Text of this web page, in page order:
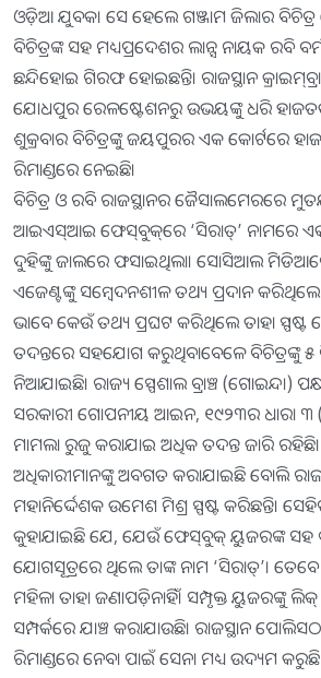
ଓଡ଼ିଆ ଯୁବକ। ସେ ହେଲେ ଗଞ୍ଜାମ ଜିଲାର ବିଚିତ୍ର
ବିଚିତ୍ରଙ୍କ ସହ ମଧ୍ୟପ୍ରଦେଶର ଲାନ୍ସ ନାୟକ ରବି
ଛନ୍ଦିହୋଇ ଗିରଫ ହୋଇଛନ୍ତି। ରାଜସ୍ଥାନ
ଯୋଧପୁର ରେଳଷ୍ଟେଶନରୁ ଉଭୟଙ୍କୁ ଧରି
ଶୁକ୍ରବାର ବିଚିତ୍ରଙ୍କୁ ଜୟପୁରର ଏକ କୋର୍ଟରେ
ରିମାଣ୍ଡରେ ନେଇଛି।
ବିଚିତ୍ର ଓ ରବି ରାଜସ୍ଥାନର ଜୈସାଲମେରରେ
ଆଇଏସ୍‌ଆଇ ଫେସ୍‌ବୁକ୍‌ରେ ‘ସିରାତ୍‌’ ନାମରେ
ଦୁହିଙ୍କୁ ଜାଲରେ ଫସାଇଥିଲା। ସୋସିଆଲ
ଏଜେଣ୍ଟଙ୍କୁ ସମ୍ବେଦନଶୀଳ ତଥ୍ୟ ପ୍ରଦାନ
ଭାବେ କେଉଁ ତଥ୍ୟ ପ୍ରଘଟ କରିଥିଲେ ତାହା ସ୍ପଷ୍ଟ
ତଦନ୍ତରେ ସହଯୋଗ କରୁଥିବାବେଳେ ବିଚିତ୍ରଙ୍କୁ
ନିଆଯାଇଛି। ରାଜ୍ୟ ସ୍ପେଶାଲ ବ୍ରାଞ୍ଚ (ଗୋଇନ୍ଦା)
ସରକାରୀ ଗୋପନୀୟ ଆଇନ, ୧୯୨୩ର ଧାରା
ମାମଲା ରୁଜୁ କରାଯାଇ ଅଧିକ ତଦନ୍ତ ଜାରି
ଅଧିକାରୀମାନଙ୍କୁ ଅବଗତ କରାଯାଇଛି ବୋଲି
ମହାନିର୍ଦ୍ଦେଶକ ଉମେଶ ମିଶ୍ର ସ୍ପଷ୍ଟ କରିଛନ୍ତି।
କୁହାଯାଇଛି ଯେ, ଯେଉଁ ଫେସ୍‌ବୁକ୍‌ ୟୁଜରଙ୍କ ସହ
ଯୋଗସୂତ୍ରରେ ଥିଲେ ତାଙ୍କ ନାମ ‘ସିରାତ୍‌’।
ମହିଳା ତାହା ଜଣାପଡ଼ିନାହିଁ। ସମ୍ପୃକ୍ତ ୟୁଜରଙ୍କୁ
ସମ୍ପର୍କରେ ଯାଞ୍ଚ କରାଯାଉଛି। ରାଜସ୍ଥାନ
ରିମାଣ୍ଡରେ ନେବା ପାଇଁ ସେନା ମଧ୍ୟ ଉଦ୍ୟମ